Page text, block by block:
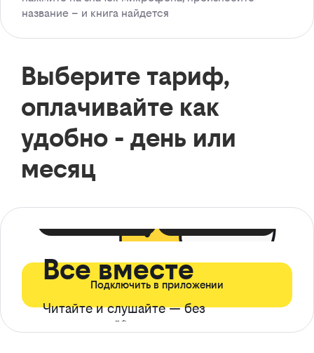
название – и книга найдется
Выберите тариф,
оплачивайте как
удобно - день или
месяц
Все вместе
Читайте и слушайте — без
ограничений*
Подключить в приложении